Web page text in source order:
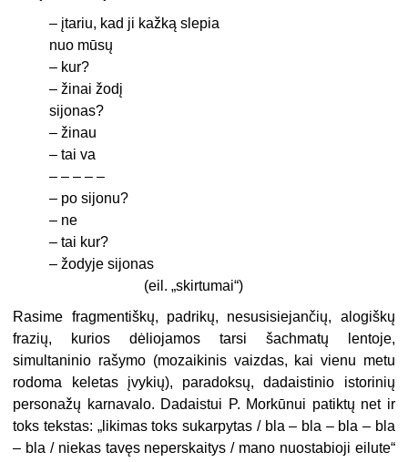
– įtariu, kad ji kažką slepia
nuo mūsų
– kur?
– žinai žodį
sijonas?
– žinau
– tai va
– – – – –
– po sijonu?
– ne
– tai kur?
– žodyje sijonas
(eil. „skirtumai“)
Rasime fragmentiškų, padrikų, nesusisiejančių, alogiškų
frazių, kurios dėliojamos tarsi šachmatų lentoje,
simultaninio rašymo (mozaikinis vaizdas, kai vienu metu
rodoma keletas įvykių), paradoksų, dadaistinio istorinių
personažų karnavalo. Dadaistui P. Morkūnui patiktų net ir
toks tekstas: „likimas toks sukarpytas / bla – bla – bla – bla
– bla / niekas tavęs neperskaitys / mano nuostabioji eilute“